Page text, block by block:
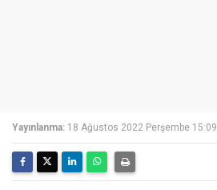
Yayınlanma: 18 Ağustos 2022 Perşembe 15:09